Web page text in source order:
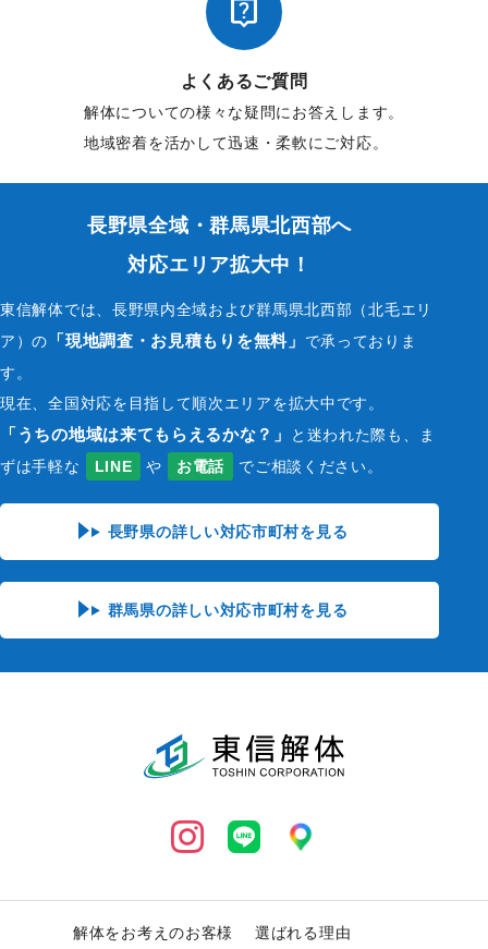
ます。各サービス担当までご連絡下さい。連絡先がわ
からない場合は、お手数ですが本ウェブサイトよりお
4. 免責事項
のご希望で、更新および利用の中止をすることができ
5. クッキー取り扱い
クッキー（Cookie）は、インターネットの効率的な
ご利用のために、お客様がどのウェブページを 訪れ
たか等を記録することができます。お客様が本ウェブ
トを閲覧して頂くためのものであり、お客様のプライ
使用のブラウザの設定により、クッキーの受取りを拒
否することが可能です。ブラウザの設定方法につきま
本ウェブサイトが規定する個人情報とは、氏名・住
所・電話番号・電子メールアドレス等、個人を特定で
告なくいつでも変更されることがございます。
当サイトでは、Googleによるアクセス解析ツール
されており、個人を特定するものではありません。

よくあるご質問
解体についての様々な疑問にお答えします。
地域密着を活かして迅速・柔軟にご対応。
長野県全域・群馬県北西部へ
対応エリア拡大中！
東信解体では、長野県内全域および群馬県北西部（北毛エリ
ア）の
「現地調査・お見積もりを無料」
で承っておりま
す。
現在、全国対応を目指して順次エリアを拡大中です。
「うちの地域は来てもらえるかな？」
と迷われた際も、ま
ずは手軽な
LINE や お電話 でご相談ください。
長野県の詳しい対応市町村を見る
群馬県の詳しい対応市町村を見る
解体をお考えのお客様 選ばれる理由